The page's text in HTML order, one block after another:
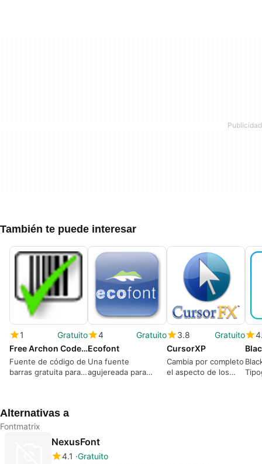
También te puede interesar
1
Gratuito
Free Archon Code 39 Barcode Font for Business
Fuente de código de
barras gratuita para
4
Gratuito
Ecofont
Una fuente
agujereada para
3.8
Gratuito
CursorXP
Cambia por completo
el aspecto de los
Alternativas a
Fontmatrix
NexusFont
4.1 Gratuito